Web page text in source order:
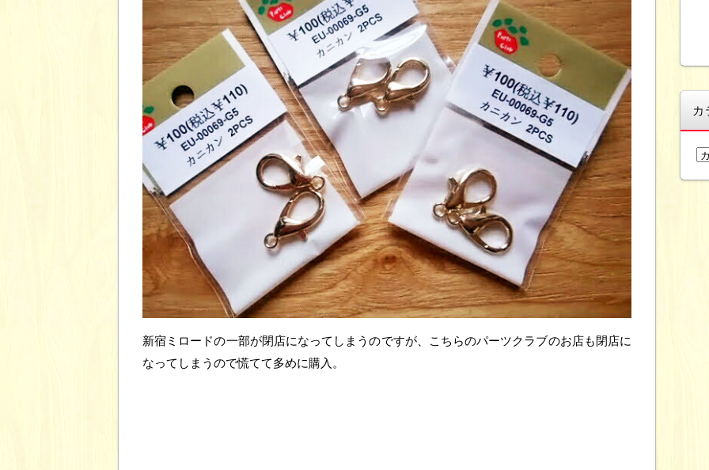
新宿ミロードの一部が閉店になってしまうのですが、こちらのパーツクラブのお店も閉店に
なってしまうので慌てて多めに購入。
カ
カ